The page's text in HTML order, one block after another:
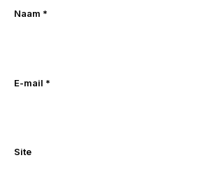
Naam *
E-mail *
Site